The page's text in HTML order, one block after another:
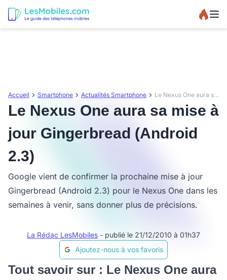
Accueil Smartphone Actualités Smartphone Le Nexus One aura sa mise à jour Gingerbread (Android 2.3)
Le Nexus One aura sa mise à
jour Gingerbread (Android
2.3)
Google vient de confirmer la prochaine mise à jour
Gingerbread (Android 2.3) pour le Nexus One dans les
semaines à venir, sans donner plus de précisions.
La Rédac LesMobiles - publié le 21/12/2010 à 01h37
Ajoutez-nous à vos favoris
Tout savoir sur : Le Nexus One aura